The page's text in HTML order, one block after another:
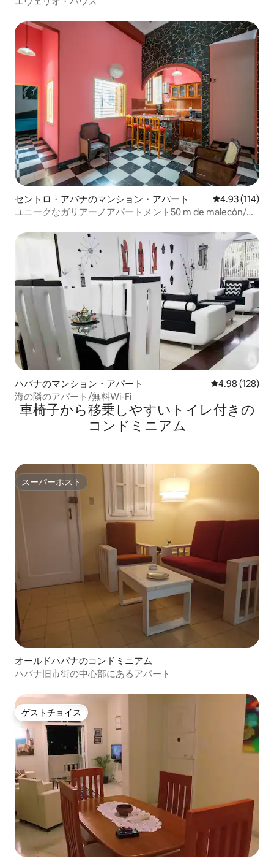
セントロ・アバナのマンション・アパート レビュー114
4.93 (114)
ユニークなガリアーノアパートメント50 m de malecón/イ
ハバナのマンション・アパート レビュー128
4.98 (128)
海の隣のアパート/無料Wi-Fi
車椅子から移乗しやすいトイレ付きの
コンドミニアム
スーパーホスト
スーパーホスト
オールドハバナのコンドミニアム
ハバナ旧市街の中心部にあるアパート
ゲストチョイス
ゲストチョイス